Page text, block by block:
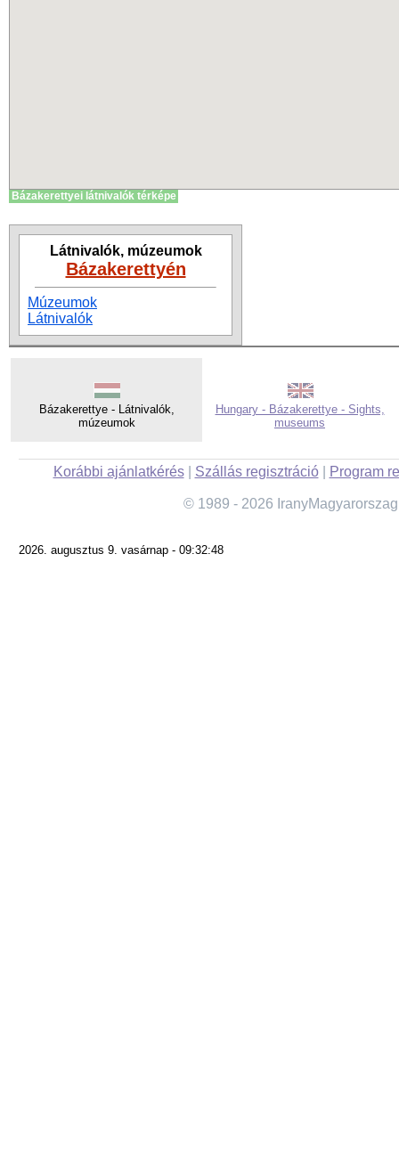
Bázakerettyei látnivalók térképe
Látnivalók, múzeumok
Bázakerettyén
Múzeumok
Látnivalók
Bázakerettye - Látnivalók,
múzeumok
Hungary - Bázakerettye - Sights,
museums
Korábbi ajánlatkérés| Szállás regisztráció| Program
© 1989 - 2026
2026. augusztus 9. vasárnap - 09:32:48